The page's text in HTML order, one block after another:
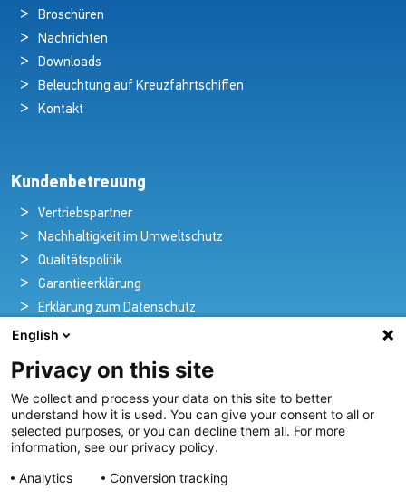
Broschüren
Nachrichten
Downloads
Beleuchtung auf Kreuzfahrtschiffen
Kontakt
Kundenbetreuung
Vertriebspartner
Nachhaltigkeit im Umweltschutz
Qualitätspolitik
Garantieerklärung
Erklärung zum Datenschutz
Rechtlicher Hinweis
Pioniere in nautischer Brillanz und Innovation
Seit über 100 Jahren entwickeln und liefern wir mit
Leidenschaft innovative Beleuchtungslösungen für alle
Bereiche der maritimen Industrie.
English
Privacy on this site
We collect and process your data on this site to better
understand how it is used. You can give your consent to all or
selected purposes, or you can decline them all. For more
information, see our privacy policy.
Analytics
Conversion tracking